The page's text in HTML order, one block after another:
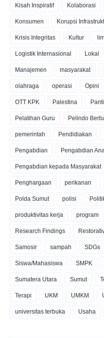
Kisah Inspiratif Kolaborasi
Konsumen Korupsi
Krisis Integritas Kultur
Logistik Internasional Lokal
Manajemen masyarakat
olahraga operasi Opini
OTT KPK Palestina
Pelatihan Guru Pelindo
pemerintah Pendidiakan
Pengabdian Pengabdian
Pengabdian kepada Masyarakat
Penghargaan perikanan
Polda Sumut polisi
produktivitas kerja program
Research Findings
Samosir sampah SDGs
Siswa/Mahasiswa SMPK
Sumatera Utara Sumut
Terapi UKM UMKM
universitas terbuka Usaha